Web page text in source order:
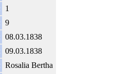
1
9
08.03.1838
09.03.1838
Rosalia Bertha